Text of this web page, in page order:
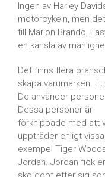
Ingen av Harley
motorcykeln, men
till Marlon Brando,
en känsla av
Det finns flera
skapa varumärken.
De använder
Dessa personer är
förknippade med att
uppträder enligt
exempel Tiger
Jordan. Jordan fick